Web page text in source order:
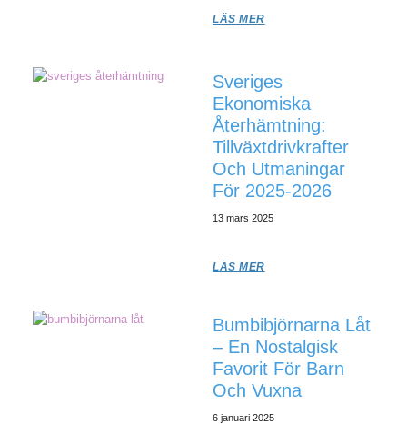
LÄS MER
Sveriges
Ekonomiska
Återhämtning:
Tillväxtdrivkrafter
Och Utmaningar
För 2025-2026
13 mars 2025
LÄS MER
Bumbibjörnarna Låt
– En Nostalgisk
Favorit För Barn
Och Vuxna
6 januari 2025